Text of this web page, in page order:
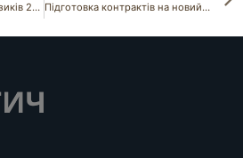
Страхування воєнних ризиків 2026: Новий рівень безпеки для експортерів насіння та горіхів Підготовка контрактів на новий сезон: ключові умови, які не варто ігнорувати